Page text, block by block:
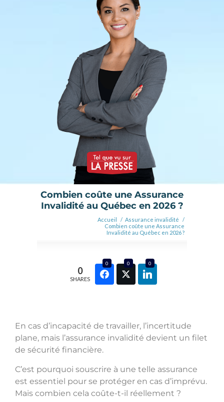
Combien coûte une Assurance
Invalidité au Québec en 2026 ?
Accueil / Assurance invalidité
/
Combien coûte une Assurance
Invalidité au Québec en 2026 ?
0
SHARES
0 0 0
En cas d’incapacité de travailler, l’incertitude
plane, mais l’assurance invalidité devient un filet
de sécurité financière.
C’est pourquoi souscrire à une telle assurance
est essentiel pour se protéger en cas d’imprévu.
Mais combien cela coûte-t-il réellement ?